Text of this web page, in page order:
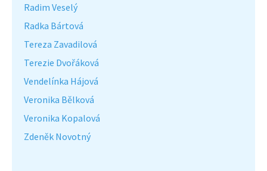
Radim Veselý
Radka Bártová
Tereza Zavadilová
Terezie Dvořáková
Vendelínka Hájová
Veronika Bělková
Veronika Kopalová
Zdeněk Novotný